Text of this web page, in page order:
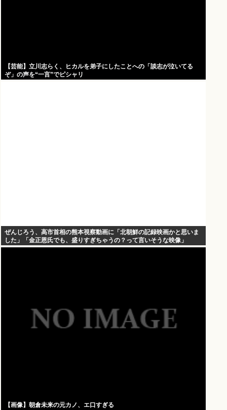
【芸能】立川志らく、ヒカルを弟子にしたことへの「談志が泣いてる
ぞ」の声を“一言”でピシャリ
ぜんじろう、高市首相の熊本視察動画に「北朝鮮の記録映画かと思いま
した」「金正恩氏でも、盛りすぎちゃうの？って言いそうな映像」
【画像】朝倉未来の元カノ、エ口すぎる